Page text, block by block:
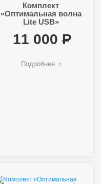
Комплект
«Оптимальная волна
Lite USB»
11 000
Подробнее